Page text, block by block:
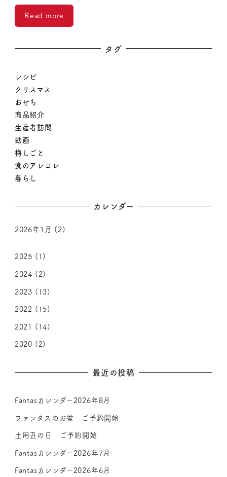
Read more
タグ
レシピ
クリスマス
おせち
商品紹介
生産者訪問
動画
梅しごと
食のアレコレ
暮らし
カレンダー
2026年1月 (2)
2025 (1)
2024 (2)
2023 (13)
2022 (15)
2021 (14)
2020 (2)
最近の投稿
Fantasカレンダー2026年8月
ファンタスのお盆 ご予約開始
土用丑の日 ご予約開始
Fantasカレンダー2026年7月
Fantasカレンダー2026年6月